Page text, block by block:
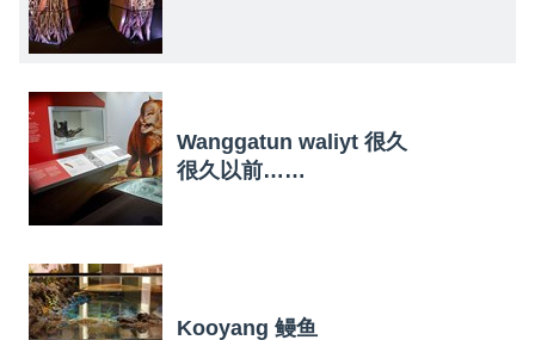
Wanggatun waliyt 很久
很久以前……
Kooyang 鳗鱼